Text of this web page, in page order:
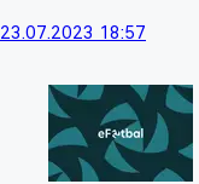
23.07.2023 18:57